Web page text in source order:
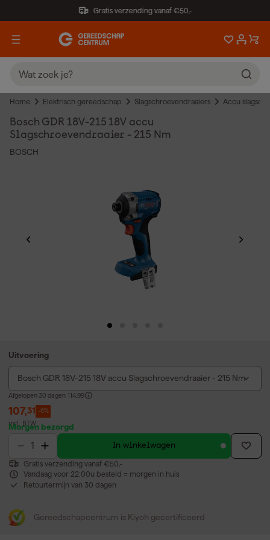
Gratis verzending vanaf €50,-
Home Elektrisch gereedschap Slagschroevendraaiers Accu
Bosch GDR 18V-215 18V accu
Slagschroevendraaier - 215 Nm
BOSCH
Uitvoering
Bosch GDR 18V-215 18V accu Slagschroevendraaier - 215 Nm
Afgelopen 30 dagen 114,99
107,31 -6%
incl. BTW
Morgen bezorgd
In winkelwagen
Gratis verzending vanaf €50,-
Vandaag voor 22:00u besteld = morgen in huis
Retourtermijn van 30 dagen
Gereedschapcentrum is Kiyoh gecertificeerd